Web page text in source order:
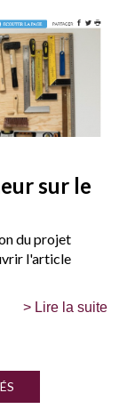
sur le
du projet
l'article
> Lire la suite